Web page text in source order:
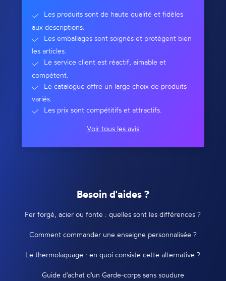
Les produits sont de haute qualité et fidèles
aux descriptions.
Les emballages sont soignés et protègent bien
les articles.
Le service client est réactif, aimable et
compétent.
Le catalogue offre un large choix de produits
variés.
Les prix sont compétitifs et attractifs.
Voir tous les avis
Besoin d'aides ?
Fer forgé, acier ou fonte : quelles sont les différences ?
Comment commander une enseigne personnalisée ?
Le thermolaquage : en quoi consiste cette alternative ?
Guide d'achat d'un Garde-corps sans soudure